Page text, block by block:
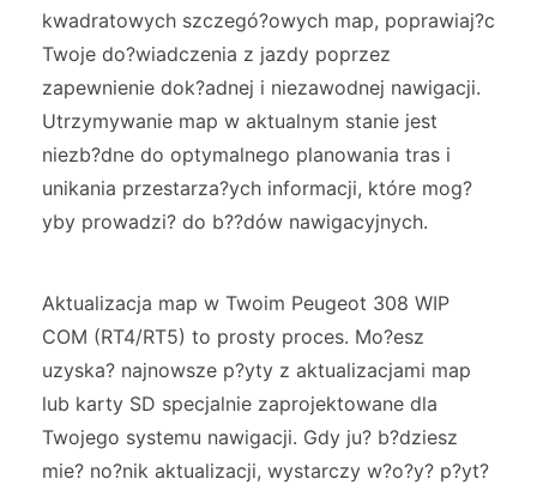
kwadratowych szczegó?owych map, poprawiaj?c
Twoje do?wiadczenia z jazdy poprzez
zapewnienie dok?adnej i niezawodnej nawigacji.
Utrzymywanie map w aktualnym stanie jest
niezb?dne do optymalnego planowania tras i
unikania przestarza?ych informacji, które mog?
yby prowadzi? do b??dów nawigacyjnych.
Aktualizacja map w Twoim Peugeot 308 WIP
COM (RT4/RT5) to prosty proces. Mo?esz
uzyska? najnowsze p?yty z aktualizacjami map
lub karty SD specjalnie zaprojektowane dla
Twojego systemu nawigacji. Gdy ju? b?dziesz
mie? no?nik aktualizacji, wystarczy w?o?y? p?yt?